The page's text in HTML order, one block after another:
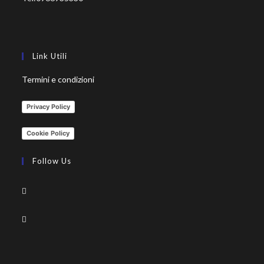
Link Utili
Termini e condizioni
Privacy Policy
Cookie Policy
Follow Us